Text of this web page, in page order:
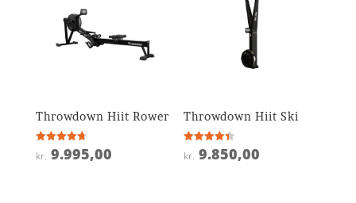
Throwdown Hiit Rower
Vurderet
4.7
kr. 9.995,00
Throwdown Hiit Ski
Vurderet
4.4
kr. 9.850,00